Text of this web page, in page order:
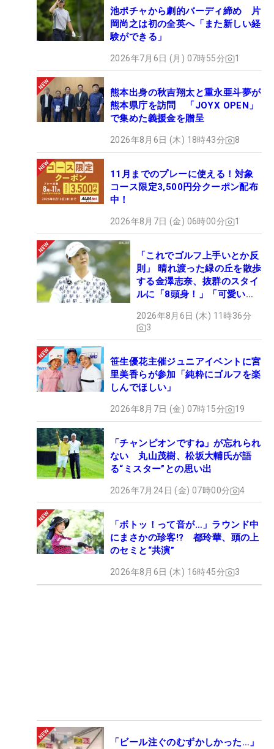
池ポチャから劇的バーディ締め 片
岡尚之は初の全英へ「また新しい経
験ができる」
2026年7月6日 (月) 07時55分 1
熊本出身の秋吉翔太と重永亜斗夢が
熊本県庁を訪問 「JOYX OPEN」
で集めた義援金を贈呈
2026年8月6日 (木) 18時43分 8
11月までのプレーに使える！対象
コース限定3,500円分クーポン配布
中！
2026年8月7日 (金) 06時00分 1
「これでゴルフ上手いとか反
則」 晴れ渡った緑の丘を散歩
する金澤志奈、抜群のスタイ
ルに「8頭身！」「可愛いに
2026年8月6日 (木) 11時36分
3
笹生優花主催ジュニアイベントに宮
里美香らが参加「純粋にゴルフを楽
しんでほしい」
2026年8月7日 (金) 07時15分 19
「チャンピオンですね」が忘れられ
ない 丸山茂樹、松坂大輔氏が語
る“ミスター”との思い出
2026年7月24日 (金) 07時00分 4
「ボトッ！って音が…」ラウンド中
にまさかの珍客!? 都玲華、頭の上
のセミと“共演”
2026年8月6日 (木) 16時45分 3
「ビール注ぐのむずかしかった…」